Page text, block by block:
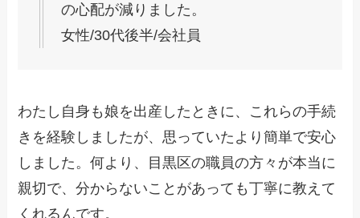
の心配が減りました。
女性/30代後半/会社員
わたし自身も娘を出産したときに、これらの手続
きを経験しましたが、思っていたより簡単で安心
しました。何より、目黒区の職員の方々が本当に
親切で、分からないことがあっても丁寧に教えて
くれるんです。